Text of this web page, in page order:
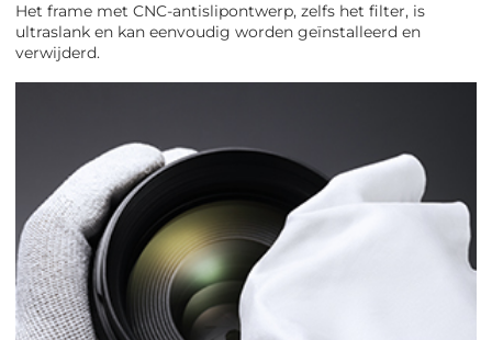
Het frame met CNC-antislipontwerp, zelfs het filter, is
ultraslank en kan eenvoudig worden geïnstalleerd en
verwijderd.